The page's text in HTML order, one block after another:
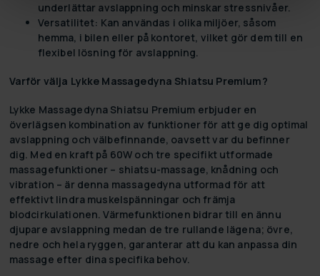
underlättar avslappning och minskar stressnivåer.
Versatilitet: Kan användas i olika miljöer, såsom
hemma, i bilen eller på kontoret, vilket gör dem till en
flexibel lösning för avslappning.
Varför välja Lykke Massagedyna Shiatsu Premium?
Lykke Massagedyna Shiatsu Premium erbjuder en
överlägsen kombination av funktioner för att ge dig optimal
avslappning och välbefinnande, oavsett var du befinner
dig. Med en kraft på 60W och tre specifikt utformade
massagefunktioner – shiatsu-massage, knådning och
vibration – är denna massagedyna utformad för att
effektivt lindra muskelspänningar och främja
blodcirkulationen. Värmefunktionen bidrar till en ännu
djupare avslappning medan de tre rullande lägena; övre,
nedre och hela ryggen, garanterar att du kan anpassa din
massage efter dina specifika behov.